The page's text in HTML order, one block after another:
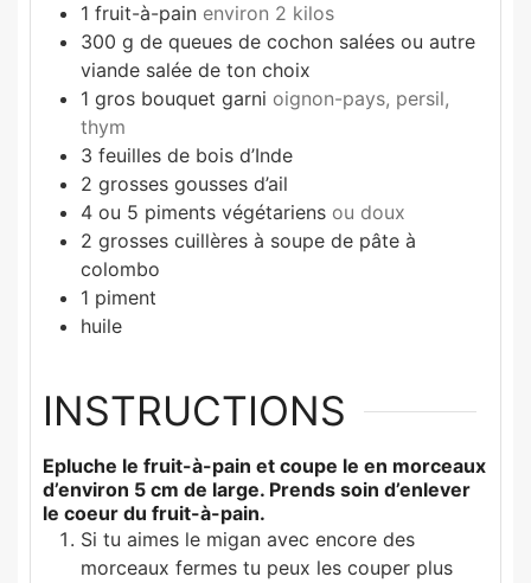
1 fruit-à-pain environ 2 kilos
300 g de queues de cochon salées ou autre
viande salée de ton choix
1 gros bouquet garni oignon-pays, persil,
thym
3 feuilles de bois d’Inde
2 grosses gousses d’ail
4 ou 5 piments végétariens ou doux
2 grosses cuillères à soupe de pâte à
colombo
1 piment
huile
INSTRUCTIONS
Epluche le fruit-à-pain et coupe le en morceaux
d’environ 5 cm de large. Prends soin d’enlever
le coeur du fruit-à-pain.
Si tu aimes le migan avec encore des
morceaux fermes tu peux les couper plus